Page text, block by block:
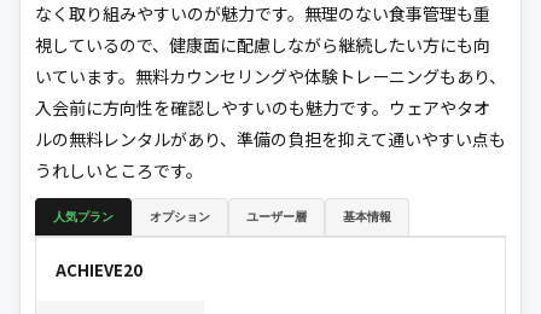
なく取り組みやすいのが魅力です。無理のない食事管理も重
視しているので、健康面に配慮しながら継続したい方にも向
いています。無料カウンセリングや体験トレーニングもあり、
入会前に方向性を確認しやすいのも魅力です。ウェアやタオ
ルの無料レンタルがあり、準備の負担を抑えて通いやすい点も
うれしいところです。
人気プラン オプション ユーザー層 基本情報
ACHIEVE20